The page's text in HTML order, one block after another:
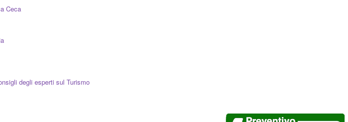
Ceca
degli esperti sul Turismo